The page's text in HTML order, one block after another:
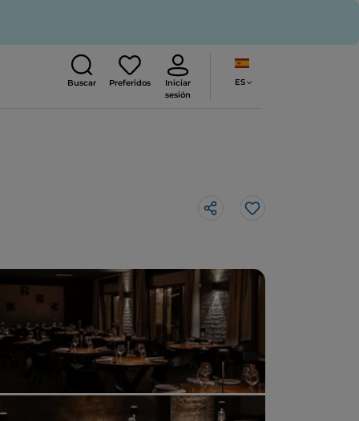
Buscar Preferidos
Iniciar
sesión
ES
Me gusta